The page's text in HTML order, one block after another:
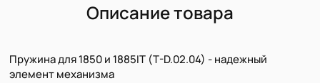
Описание товара
Пружина для 1850 и 1885IT (T-D.02.04) - надежный
элемент механизма